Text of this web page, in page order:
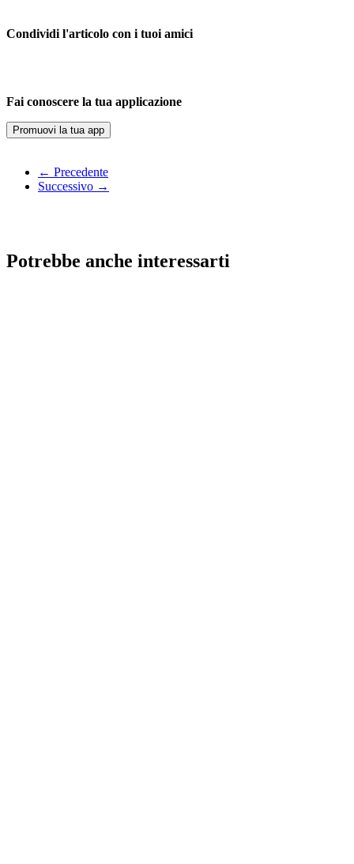
Condividi l'articolo con i tuoi amici
Fai conoscere la tua applicazione
Promuovi la tua app
← Precedente
Successivo →
Potrebbe anche interessarti